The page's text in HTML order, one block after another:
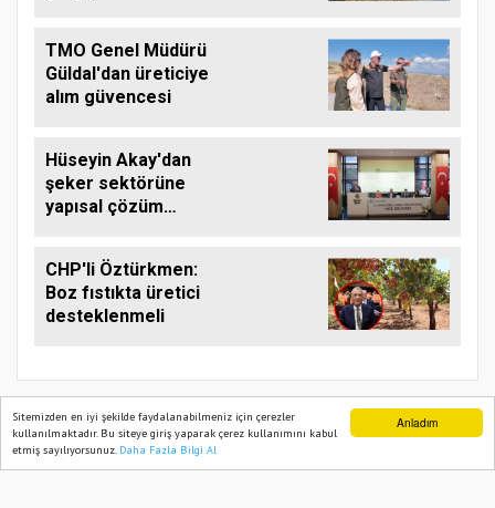
Anladım
Sitemizden en iyi şekilde faydalanabilmeniz için çerezler
kullanılmaktadır. Bu siteye giriş yaparak çerez kullanımını kabul
etmiş sayılıyorsunuz. Daha Fazla Bilgi Al
TMO Genel Müdürü
Güldal'dan üreticiye
alım güvencesi
Hüseyin Akay'dan
şeker sektörüne
yapısal çözüm
CHP'li Öztürkmen:
Boz fıstıkta üretici
desteklenmeli
TARIM PUSULASI
Ana Sayfa Web TV